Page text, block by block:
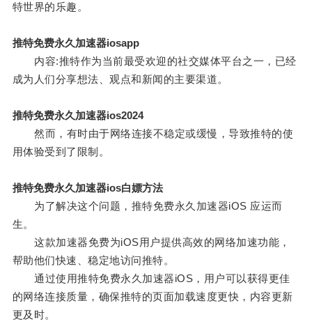
特世界的乐趣。
推特免费永久加速器iosapp
内容:推特作为当前最受欢迎的社交媒体平台之一，已经
成为人们分享想法、观点和新闻的主要渠道。
推特免费永久加速器ios2024
然而，有时由于网络连接不稳定或缓慢，导致推特的使
用体验受到了限制。
推特免费永久加速器ios白嫖方法
为了解决这个问题，推特免费永久加速器iOS 应运而
生。
这款加速器免费为iOS用户提供高效的网络加速功能，
帮助他们快速、稳定地访问推特。
通过使用推特免费永久加速器iOS，用户可以获得更佳
的网络连接质量，确保推特的页面加载速度更快，内容更新
更及时。